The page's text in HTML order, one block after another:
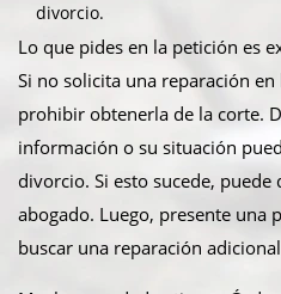
divorcio.
Lo que pides en la petición es
Si no solicita una reparación
prohibir obtenerla de la corte.
información o su situación
divorcio. Si esto sucede,
abogado. Luego, presente una
buscar una reparación